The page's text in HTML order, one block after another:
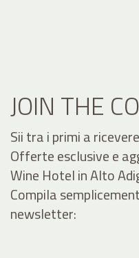
JOIN THE
Sii tra i primi a
Offerte esclusive e
Wine Hotel in Alto
Compila
newsletter: